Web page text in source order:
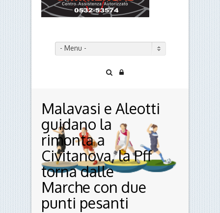
- Menu -
Malavasi e Aleotti
guidano la
rimonta a
Civitanova, la Pff
torna dalle
Marche con due
punti pesanti